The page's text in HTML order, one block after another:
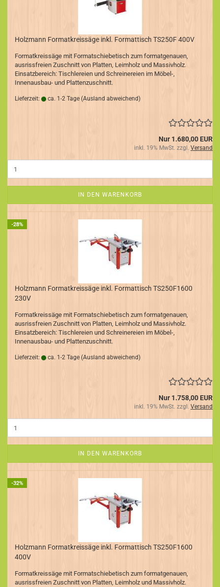
Holzmann Formatkreissäge inkl. Formattisch TS250F 400V
Formatkreissäge mit Formatschiebetisch zum formatgenauen,
ausrissfreien Zuschnitt von Platten, Leimholz und Massivholz.
Einsatzbereich: Tischlereien und Schreinereien im Möbel-,
Innenausbau- und Plattenzuschnitt.
Lieferzeit: ca. 1-2 Tage (Ausland abweichend)
Nur 1.680,00 EUR
inkl. 19% MwSt. zzgl. Versand
IN DEN WARENKORB
-28%
Holzmann Formatkreissäge inkl. Formattisch TS250F1600
230V
Formatkreissäge mit Formatschiebetisch zum formatgenauen,
ausrissfreien Zuschnitt von Platten, Leimholz und Massivholz.
Einsatzbereich: Tischlereien und Schreinereien im Möbel-,
Innenausbau- und Plattenzuschnitt.
Lieferzeit: ca. 1-2 Tage (Ausland abweichend)
Nur 1.758,00 EUR
inkl. 19% MwSt. zzgl. Versand
IN DEN WARENKORB
-32%
Holzmann Formatkreissäge inkl. Formattisch TS250F1600
400V
Formatkreissäge mit Formatschiebetisch zum formatgenauen,
ausrissfreien Zuschnitt von Platten, Leimholz und Massivholz.